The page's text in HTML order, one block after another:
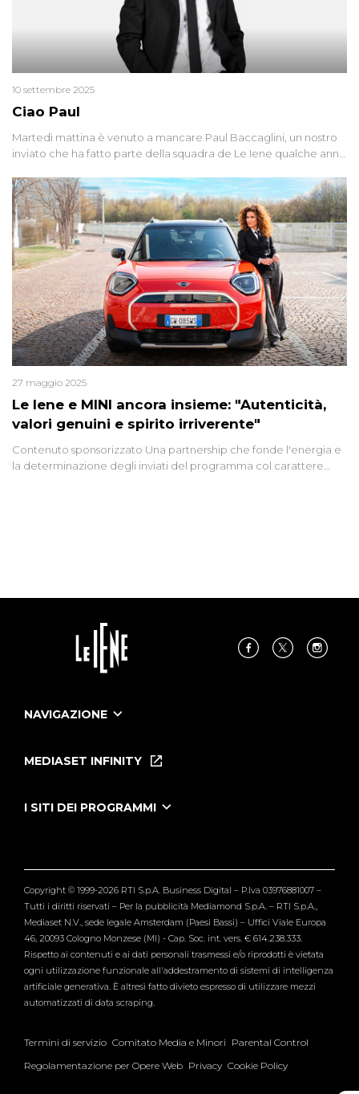
Ciao Paul
10 settembre 2025
Martedì mattina è venuto a mancare Paul Baccaglini, un nostro
inviato che ha fatto parte della squadra de Le Iene qualche anno
Le Iene e MINI ancora insieme: "Autenticità,
valori genuini e spirito irriverente"
27 maggio 2025
Contenuto sponsorizzato Una partnership che fonde l'energia e
la determinazione degli inviati del programma col carattere
NAVIGAZIONE
Le Iene Presentano Inside
Tutti i servizi
MEDIASET INFINITY
I SITI DEI PROGRAMMI
Verissimo
Copyright © 1999-2026 RTI S.p.A. Business Digital – P.Iva 03976881007 –
Tutti i diritti riservati – Per la pubblicità Mediamond S.p.A. – RTI S.p.A.,
Mediaset N.V., sede legale Amsterdam (Paesi Bassi) – Uffici Viale Europa
46, 20093 Cologno Monzese (MI) - Cap. Soc. int. vers. € 614.238.333.
Rispetto ai contenuti e ai dati personali trasmessi e/o riprodotti è vietata
ogni utilizzazione funzionale all'addestramento di sistemi di intelligenza
artificiale generativa. È altresì fatto divieto espresso di utilizzare mezzi
automatizzati di data scraping.
Termini di servizio Comitato Media e Minori Parental Control
Regolamentazione per Opere Web Privacy Cookie Policy